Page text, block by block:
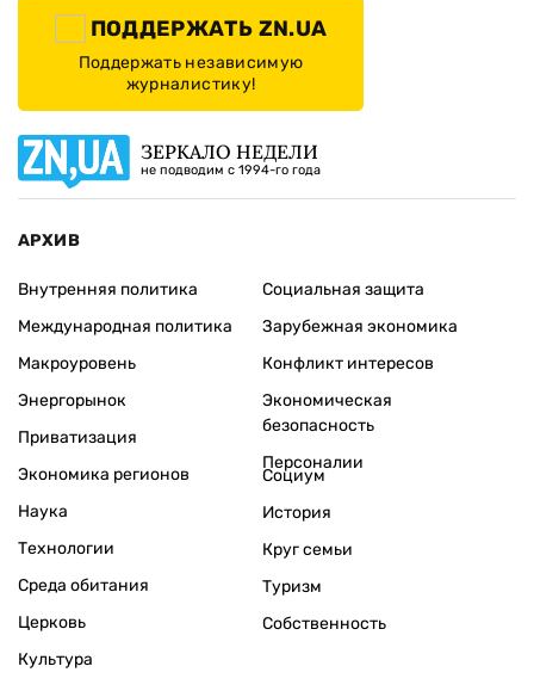
ПОДДЕРЖАТЬ ZN.UA
Поддержать независимую
журналистику!
ЗЕРКАЛО НЕДЕЛИ
не подводим с 1994-го года
АРХИВ
Внутренняя политика
Международная политика
Макроуровень
Энергорынок
Приватизация
Экономика регионов
Социальная защита
Зарубежная экономика
Конфликт интересов
Экономическая
безопасность
Персоналии
Наука
Технологии
Среда обитания
Церковь
Культура
Социум
История
Круг семьи
Туризм
Собственность